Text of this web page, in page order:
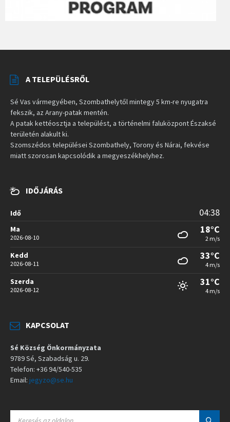
A TELEPÜLÉSRŐL
Sé Vas vármegyében, Szombathelytől mintegy 5 km-re nyugatra
fekszik, az Arany-patak mentén.
A patak kettéosztja a települést, a történelmi faluközpont Északsé
területén alakult ki.
Szomszédos települései Szombathely, Torony és Nárai, fekvése
miatt szorosan kapcsolódik a megyeszékhelyhez.
IDŐJÁRÁS
Idő 04:38
Ma
2026-08-10
18°C
2 m/s
Kedd
2026-08-11
33°C
4 m/s
Szerda
2026-08-12
31°C
4 m/s
KAPCSOLAT
Sé Község Önkormányzata
9789 Sé, Szabadság u. 29.
Telefon: +36 94/540-535
Email: jegyzo@se.hu